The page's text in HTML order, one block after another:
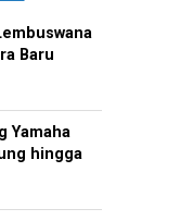
Baru
Yamaha
hingga